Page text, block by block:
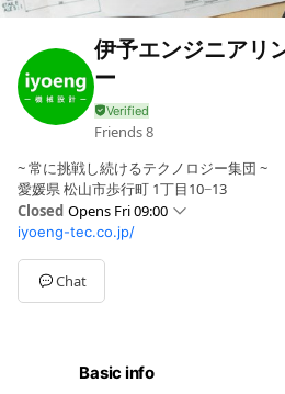
伊予エンジニアリ
ー
Friends8
~ 常に挑戦し続けるテクノロジー集団 ~
愛媛県 松山市歩行町 1丁目10−13
Closed Opens Fri 09:00
SunClosed
Mon09:00 - 18:
Tue09:00 - 18:
Wed09:00 - 18:
年末年始やGWなど大型連休はお休みを
iyoeng-tec.co.jp/
Chat
Basic info